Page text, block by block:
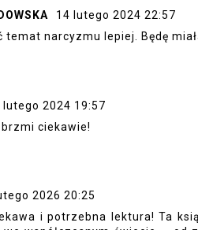
14 lutego 2024 22:57
temat narcyzmu lepiej. Będę
lutego 2024 19:57
ciekawie!
2026 20:25
i potrzebna lektura! Ta